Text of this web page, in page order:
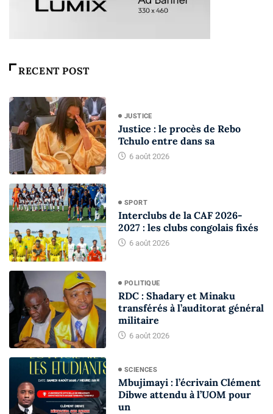
RECENT POST
JUSTICE
Justice : le procès de Rebo
Tchulo entre dans sa
6 août 2026
SPORT
Interclubs de la CAF 2026-
2027 : les clubs congolais fixés
6 août 2026
POLITIQUE
RDC : Shadary et Minaku
transférés à l’auditorat général
militaire
6 août 2026
SCIENCES
Mbujimayi : l’écrivain Clément
Dibwe attendu à l’UOM pour
un